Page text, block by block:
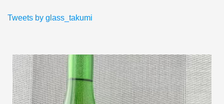
Tweets by glass_takumi